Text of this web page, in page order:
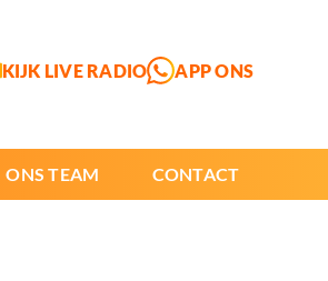
KIJK LIVE RADIO APP ONS
ONS TEAM CONTACT